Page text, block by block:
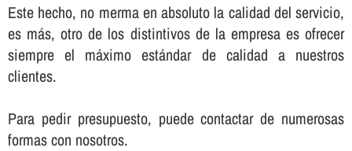
Este hecho, no merma en absoluto la calidad del servicio,
es más, otro de los distintivos de la empresa es ofrecer
siempre el máximo estándar de calidad a nuestros
clientes.
Para pedir presupuesto, puede contactar de numerosas
formas con nosotros.